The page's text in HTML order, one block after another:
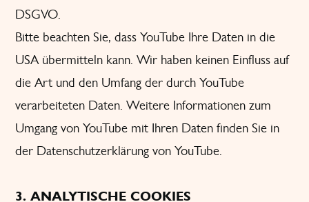
DSGVO.
Bitte beachten Sie, dass YouTube Ihre Daten in die
USA übermitteln kann. Wir haben keinen Einfluss auf
die Art und den Umfang der durch YouTube
verarbeiteten Daten. Weitere Informationen zum
Umgang von YouTube mit Ihren Daten finden Sie in
der Datenschutzerklärung von YouTube.
3. ANALYTISCHE COOKIES